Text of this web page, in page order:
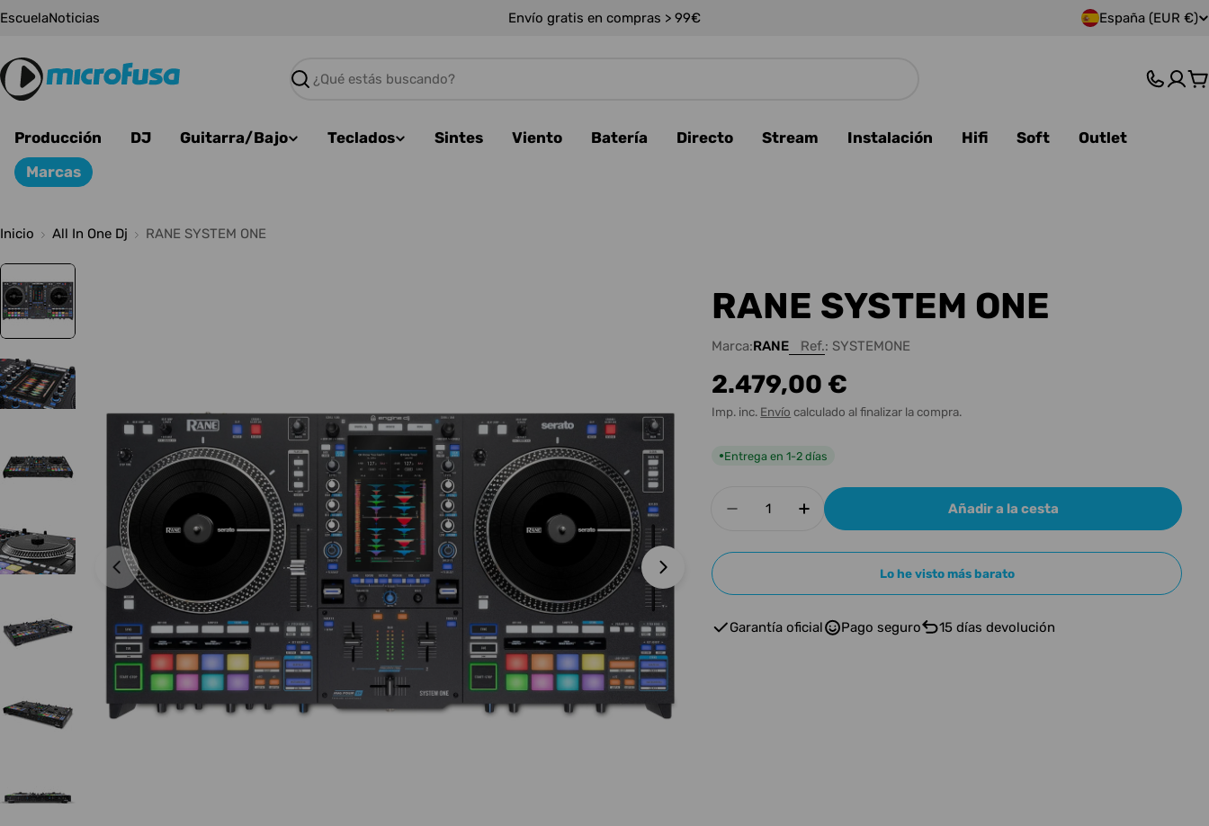
Saltar
EscuelaNoticias Envío gratis en compras > 99€
P
s
España (EUR €)
Buscar
Producción DJ Guitarra/Bajo Teclados Sintes Viento Batería Directo Stream Instalación Hifi Soft
Outlet
Marcas
Inicio All In One Dj RANE SYSTEM ONE
Abrir medios 0 en modal Abrir medios 1 en modal
RANE SYSTEM ONE
Marca:RANE Ref.: SYSTEMONE
Precio
habitual
2.479,00 €
Imp. inc. Envío calculado al finalizar la compra.
●Entrega en 1-2 días
Disminuir cantidad para RANE SYSTEM ONE
Aumentar cantidad para RANE SYSTEM ONE
Añadir a la cesta
Lo he visto más barato
Garantía oficial Pago seguro 15 días devolución